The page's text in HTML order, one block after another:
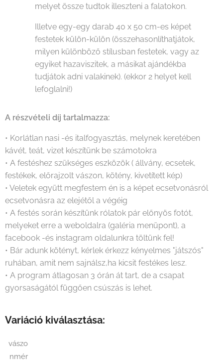
melyet össze tudtok illeszteni a falatokon.
Illetve egy-egy darab 40 x 50 cm-es képet
festetek külön-külön (összehasonlíthatjátok,
milyen különböző stílusban festetek, vagy az
egyiket hazaviszitek, a másikat ajándékba
tudjátok adni valakinek). (ekkor 2 helyet kell
lefoglalni!)
A részvételi díj tartalmazza:
• Korlátlan nasi -és italfogyasztás, melynek keretében
kávét, teát, vizet készítünk be számotokra
• A festéshez szükséges eszközök ( állvány, ecsetek,
festékek, előrajzolt vászon, kötény, kivetített kép)
• Veletek együtt megfestem én is a képet ecsetvonásról
ecsetvonásra az elejétől a végéig
• A festés során készítünk rólatok pár előnyös fotót,
melyeket erre a weboldalra (galéria menüpont), a
facebook -és instagram oldalunkra töltünk fel!
• Bár adunk kötényt, kérlek érkezz kényelmes "játszós"
ruhában, amit nem sajnálsz,ha kicsit festékes lesz.
• A program átlagosan 3 órán át tart, de a csapat
gyorsaságától függően csúszás is lehet.
Variáció kiválasztása:
vászo
nmér